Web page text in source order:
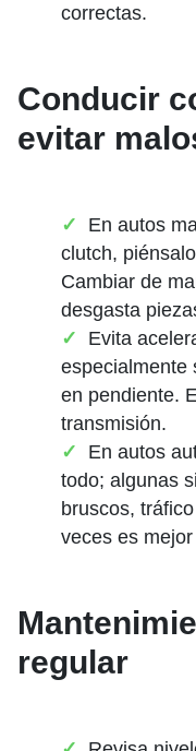
correctas.
Conducir
evitar
En autos
clutch,
Cambiar de
desgasta
Evita
especialmente
en pendiente.
transmisión.
En autos
todo; algunas
bruscos,
veces es
regular